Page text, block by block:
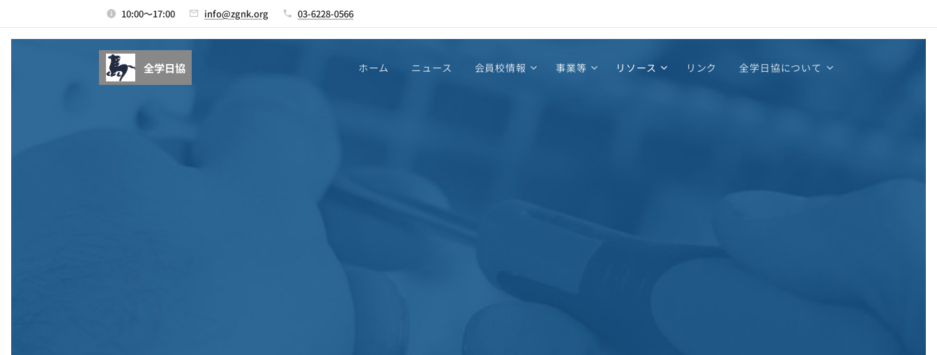
10:00～17:00 info@zgnk.org 03-6228-0566
全学日協 ホーム ニュース 会員校情報 事業等 リソース リンク 全学日協について